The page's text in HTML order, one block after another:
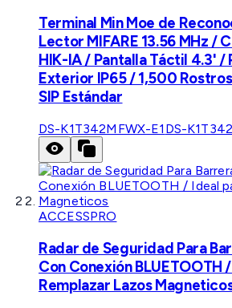
Terminal Min Moe de
Lector MIFARE 13.56 MHz /
HIK-IA / Pantalla Táctil 4.3' /
Exterior IP65 / 1,500
SIP Estándar
DS-K1T342MFWX-E1 DS-
ACCESSPRO
Radar de Seguridad Para
Con Conexión BLUETOOTH
Remplazar Lazos